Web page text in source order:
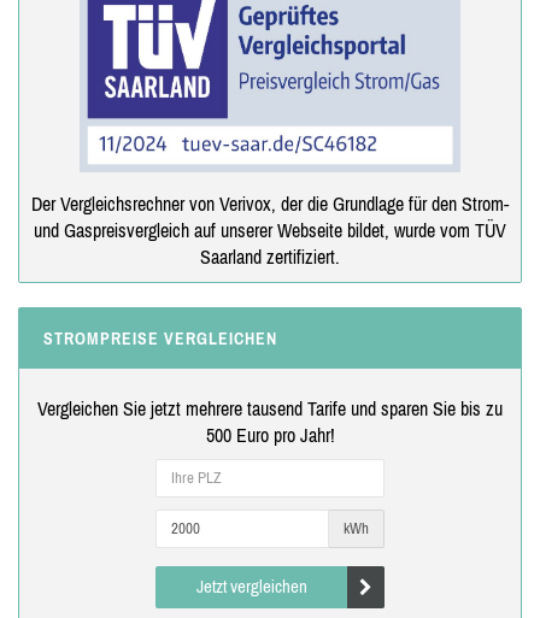
Der Vergleichsrechner von Verivox, der die Grundlage für den Strom-
und Gaspreisvergleich auf unserer Webseite bildet, wurde vom TÜV
Saarland zertifiziert.
STROMPREISE VERGLEICHEN
Vergleichen Sie jetzt mehrere tausend Tarife und sparen Sie bis zu
500 Euro pro Jahr!
kWh
Jetzt vergleichen